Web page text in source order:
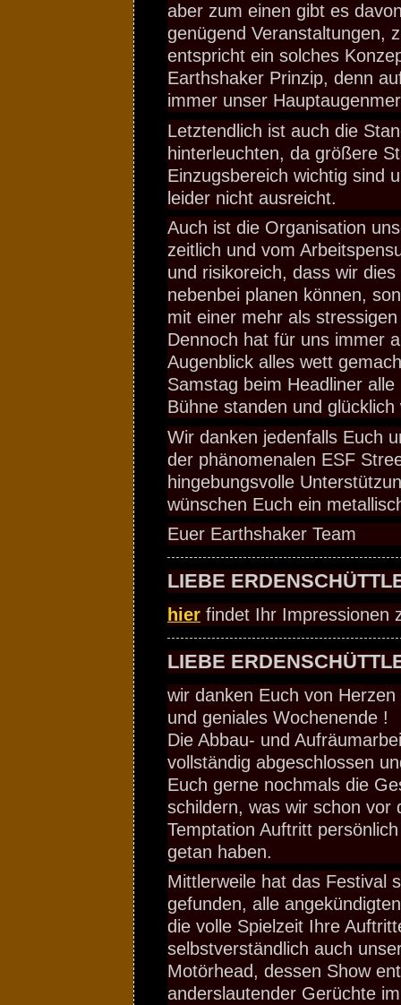
aber zum einen gibt es
genügend Veranstaltungen,
entspricht ein solches
Earthshaker Prinzip, denn
immer unser
Letztendlich ist auch die
hinterleuchten, da größere
Einzugsbereich wichtig sind
leider nicht ausreicht.
Auch ist die Organisation
zeitlich und vom
und risikoreich, dass wir
nebenbei planen können,
mit einer mehr als
Dennoch hat für uns immer
Augenblick alles wett
Samstag beim Headliner
Bühne standen und glücklich
Wir danken jedenfalls Euch
der phänomenalen ESF
hingebungsvolle
wünschen Euch ein
Euer Earthshaker Team
LIEBE
hier findet Ihr Impressionen
LIEBE
wir danken Euch von
und geniales Wochenende !
Die Abbau- und
vollständig abgeschlossen
Euch gerne nochmals die
schildern, was wir schon vor
Temptation Auftritt
getan haben.
Mittlerweile hat das Festival
gefunden, alle
die volle Spielzeit Ihre
selbstverständlich auch
Motörhead, dessen Show
anderslautender Gerüchte